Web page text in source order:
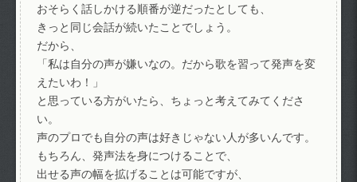
おそらく話しかける順番が逆だったとしても、
きっと同じ会話が続いたことでしょう。
だから、
「私は自分の声が嫌いなの。だから歌を習って発声を変
えたいわ！」
と思っている方がいたら、ちょっと考えてみてくださ
い。
声のプロでも自分の声は好きじゃない人が多いんです。
もちろん、発声法を身につけることで、
出せる声の幅を拡げることは可能ですが、